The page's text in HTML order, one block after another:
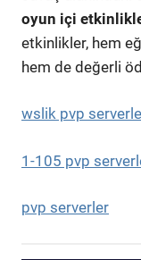
oyun içi
etkinlikler, hem
hem de değerli
wslik pvp
1-105 pvp
pvp serverler